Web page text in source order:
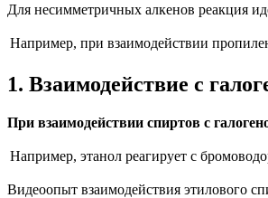
Для несимметричных алкенов реакция
Например, при взаимодействии
1. Взаимодействие с
При взаимодействии спиртов с
Например, этанол реагирует с
Видеоопыт взаимодействия этилового